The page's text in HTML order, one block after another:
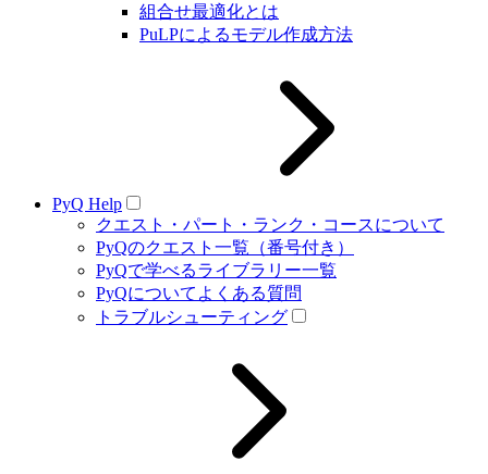
組合せ最適化とは
PuLPによるモデル作成方法
PyQ Help
クエスト・パート・ランク・コースについて
PyQのクエスト一覧（番号付き）
PyQで学べるライブラリー一覧
PyQについてよくある質問
トラブルシューティング